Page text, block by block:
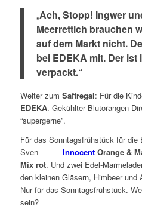
„Ach, Stopp! Ingwer
Meerrettich brauchen
auf dem Markt nicht.
bei EDEKA mit. Der
verpackt.“
Weiter zum Saftregal: Für die
EDEKA. Gekühlter Blutorangen-
“supergerne”.
Für das Sonntagsfrühstück für
Sven
InnocentOrange &
Mix rot. Und zwei Edel-
den kleinen Gläsern, Himbeer
Nur für das Sonntagsfrühstück.
sein?